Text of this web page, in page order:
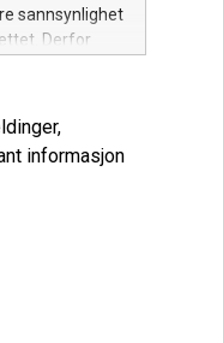
sannsynlighet
Derfor
informasjon